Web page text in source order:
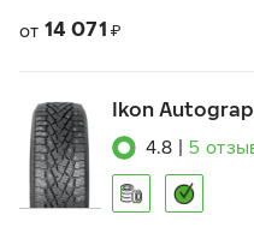
от 14 071 ₽
Ikon
4.8 5